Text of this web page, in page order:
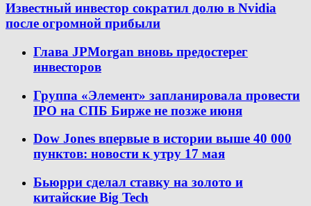
Известный инвестор сократил долю в Nvidia
после огромной прибыли
Глава JPMorgan вновь предостерег
инвесторов
Группа «Элемент» запланировала провести
IPO на СПБ Бирже не позже июня
Dow Jones впервые в истории выше 40 000
пунктов: новости к утру 17 мая
Бьюрри сделал ставку на золото и
китайские Big Tech